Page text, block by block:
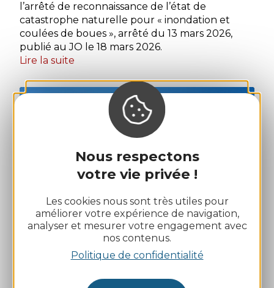
Nous respectons
votre vie privée !
Les cookies nous sont très utiles pour
améliorer votre expérience de navigation,
analyser et mesurer votre engagement avec
nos contenus.
Politique de confidentialité
l’arrêté de reconnaissance de l’état de
catastrophe naturelle pour « inondation et
coulées de boues », arrêté du 13 mars 2026,
publié au JO le 18 mars 2026.
Lire la suite
MAR
LE SOLEIL DE VERRIÈRES -
L'ÉNERGIE SOLAIRE POUR TOUS
Vous aimeriez réduire vos factures d’électricité?